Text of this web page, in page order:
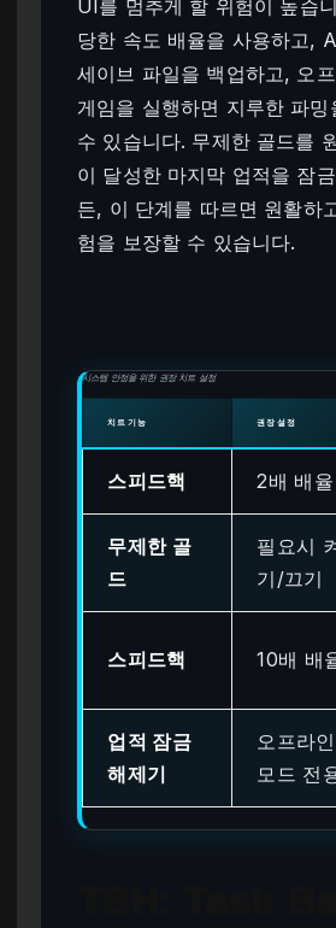
UI를 멈추게 할 위험이 높습
당한 속도 배율을 사용하고,
세이브 파일을 백업하고, 오
게임을 실행하면 지루한 파밍
수 있습니다. 무제한 골드를
이 달성한 마지막 업적을 잠
든, 이 단계를 따르면 원활하
험을 보장할 수 있습니다.
시스템 안정을 위한 권장 치트 설정
치트 기능 권장 설정
스피드핵 2배 배율
무제한 골
드
필요시
기/끄기
스피드핵 10배 배
업적 잠금
해제기
오프라인
모드 전